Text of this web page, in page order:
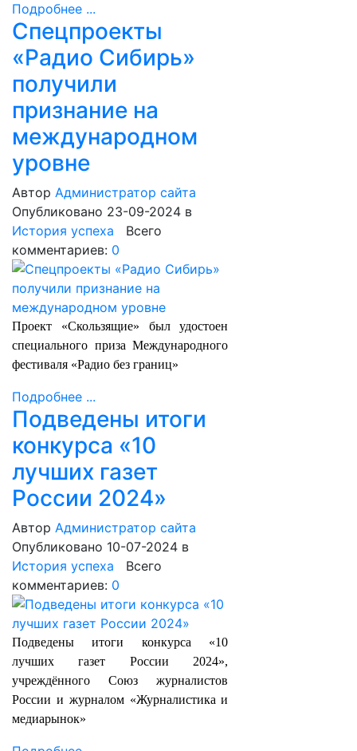
Подробнее ...
Спецпроекты
«Радио Сибирь»
получили
признание на
международном
уровне
Автор Администратор сайта
Опубликовано 23-09-2024 в
История успеха Всего
комментариев: 0
Проект «Скользящие» был удостоен
специального приза Международного
фестиваля «Радио без границ»
Подробнее ...
Подведены итоги
конкурса «10
лучших газет
России 2024»
Автор Администратор сайта
Опубликовано 10-07-2024 в
История успеха Всего
комментариев: 0
Подведены итоги конкурса «10
лучших газет России 2024»,
учреждённого Союз журналистов
России и журналом «Журналистика и
медиарынок»